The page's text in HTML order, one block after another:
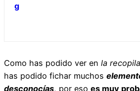
g
Como has podido ver en la
has podido fichar muchos
desconocías, por eso es muy